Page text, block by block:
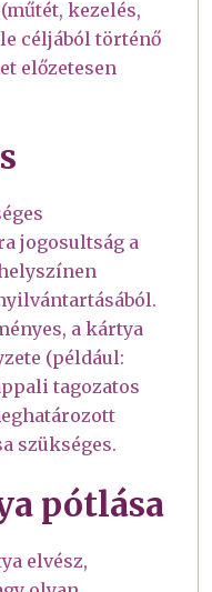
kezelés,
céljából történő
előzetesen
jogosultság a
a kártya
(például:
tagozatos
szükséges.
pótlása
elvész,